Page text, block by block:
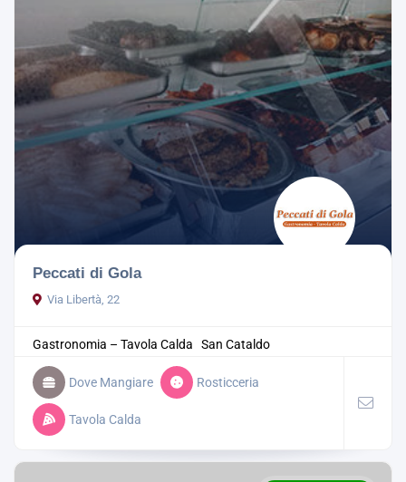
Peccati di Gola
Via Libertà, 22
Gastronomia – Tavola Calda San Cataldo
Dove Mangiare Rosticceria
Tavola Calda